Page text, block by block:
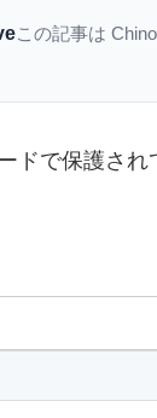
この記事は
ドで保護さ